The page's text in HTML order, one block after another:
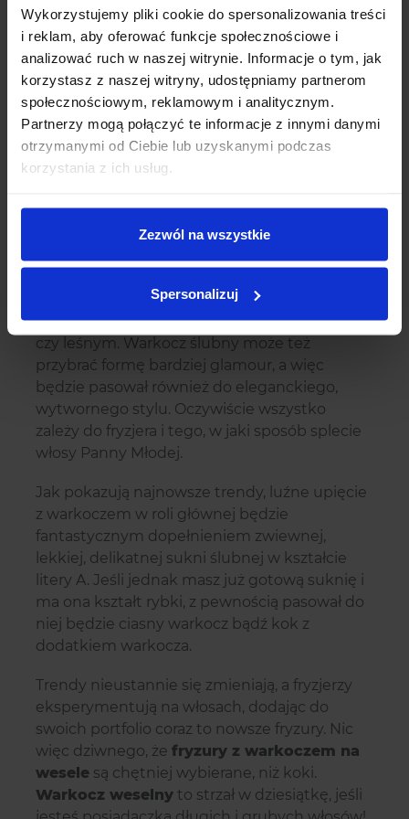
Wykorzystujemy pliki cookie do spersonalizowania treści
i reklam, aby oferować funkcje społecznościowe i
analizować ruch w naszej witrynie. Informacje o tym, jak
korzystasz z naszej witryny, udostępniamy partnerom
społecznościowym, reklamowym i analitycznym.
Partnerzy mogą połączyć te informacje z innymi danymi
otrzymanymi od Ciebie lub uzyskanymi podczas
korzystania z ich usług.
Zezwól na wszystkie
Spersonalizuj
warkocz glamour, boho, warkocz na boku czy
warkocz z większą bądź mniejszą objętością.
O czym trzeba pamiętać,
decydując się na warkocz na
własny ślub?
Zanim zdecydujesz się na którąkolwiek z
przypadku nowoczesnego warkocza
ślubnego trzeba wziąć pod uwagę fakt, iż jest
sprawdzi się on najlepiej na weselu
zorganizowanym w stylu boho, rustykalnym
czy leśnym. Warkocz ślubny może też
przybrać formę bardziej glamour, a więc
będzie pasował również do eleganckiego,
wytwornego stylu. Oczywiście wszystko
zależy do fryzjera i tego, w jaki sposób splecie
włosy Panny Młodej.
Jak pokazują najnowsze trendy, luźne upięcie
z warkoczem w roli głównej będzie
fantastycznym dopełnieniem zwiewnej,
lekkiej, delikatnej sukni ślubnej w kształcie
litery A. Jeśli jednak masz już gotową suknię i
ma ona kształt rybki, z pewnością pasował do
niej będzie ciasny warkocz bądź kok z
dodatkiem warkocza.
Trendy nieustannie się zmieniają, a fryzjerzy
eksperymentują na włosach, dodając do
swoich portfolio coraz to nowsze fryzury. Nic
więc dziwnego, żefryzury z warkoczem na
wesele są chętniej wybierane, niż koki.
Warkocz weselny to strzał w dziesiątkę, jeśli